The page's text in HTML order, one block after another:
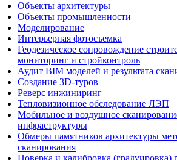
Объекты архитектуры
Объекты промышленности
Моделирование
Интерьерная фотосъемка
Геодезическое сопровождение
мониторинг и стройконтроль
Аудит BIM моделей и результата
Создание 3D-туров
Реверс инжиниринг
Тепловизионное обследование ЛЭП
Мобильное и воздушное
инфраструктуры
Обмеры памятников архитектуры
сканирования
Поверка и калибровка (градуировка)